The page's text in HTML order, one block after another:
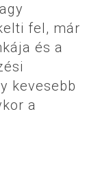
fel, már
és a
kevesebb
a